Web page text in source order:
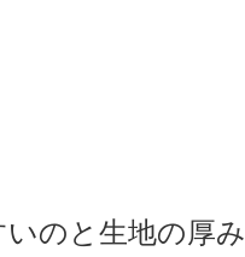
のと生地の厚